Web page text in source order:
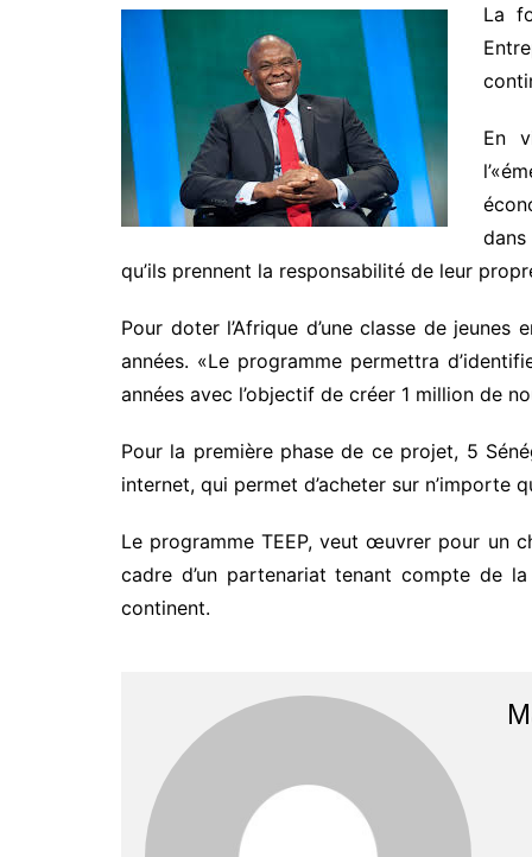
La
En
qu’ils prennent la responsabilité de leur
Pour doter l’Afrique d’une classe de
années. «Le programme permettra
années avec l’objectif de créer 1 million de
Pour la première phase de ce projet, 5
internet, qui permet d’acheter sur n’importe
Le programme TEEP, veut œuvrer pour un
cadre d’un partenariat tenant compte de
continent.